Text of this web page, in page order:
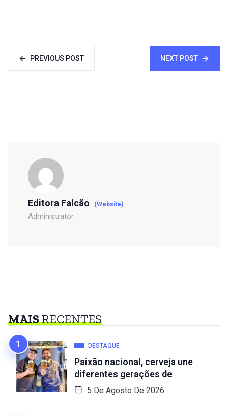
PREVIOUS POST NEXT POST
Editora Falcão (Website)
Administrator
MAISRECENTES
DESTAQUE
Paixão nacional, cerveja une
diferentes gerações de
5 De Agosto De 2026